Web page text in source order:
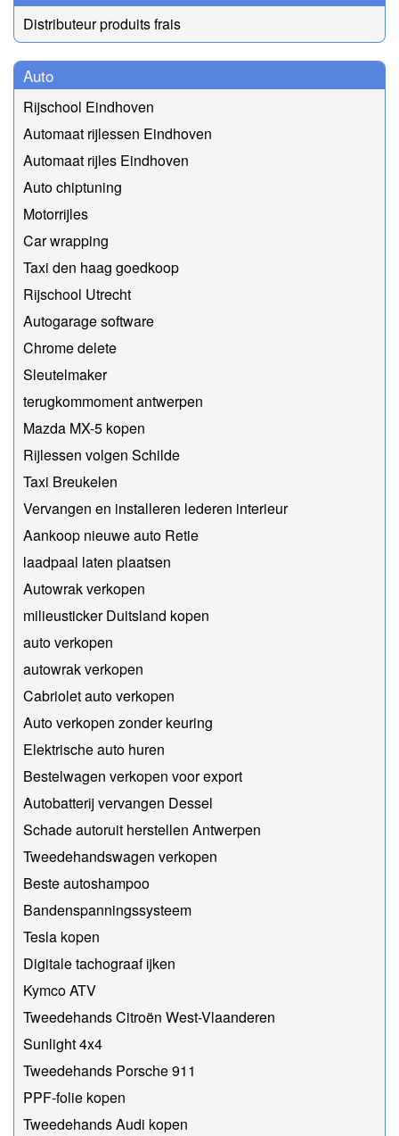
Distributeur produits frais
Auto
Rijschool Eindhoven
Automaat rijlessen Eindhoven
Automaat rijles Eindhoven
Auto chiptuning
Motorrijles
Car wrapping
Taxi den haag goedkoop
Rijschool Utrecht
Autogarage software
Chrome delete
Sleutelmaker
terugkommoment antwerpen
Mazda MX-5 kopen
Rijlessen volgen Schilde
Taxi Breukelen
Vervangen en installeren lederen interieur
Aankoop nieuwe auto Retie
laadpaal laten plaatsen
Autowrak verkopen
milieusticker Duitsland kopen
auto verkopen
autowrak verkopen
Cabriolet auto verkopen
Auto verkopen zonder keuring
Elektrische auto huren
Bestelwagen verkopen voor export
Autobatterij vervangen Dessel
Schade autoruit herstellen Antwerpen
Tweedehandswagen verkopen
Beste autoshampoo
Bandenspanningssysteem
Tesla kopen
Digitale tachograaf ijken
Kymco ATV
Tweedehands Citroën West-Vlaanderen
Sunlight 4x4
Tweedehands Porsche 911
PPF-folie kopen
Tweedehands Audi kopen